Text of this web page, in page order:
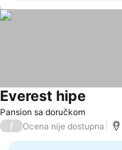
Pansion sa doručkom
Everest hipe
/ Ocena nije dostupna